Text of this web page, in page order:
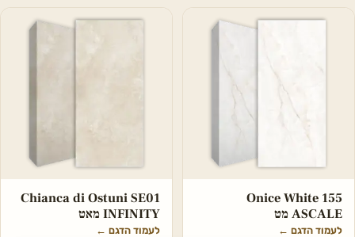
Onice White 155
ASCALE מט
לעמוד הדגם ←
Chianca di Ostuni SE01
INFINITY מאט
לעמוד הדגם ←